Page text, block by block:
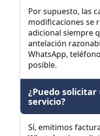
Por supuesto, las
modificaciones se
adicional siempre
antelación
WhatsApp,
posible.
¿Puedo
servicio?
Sí, emitimos